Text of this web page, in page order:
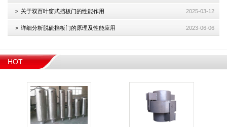
2025-03-12
关于双百叶窗式挡板门的性能作用
2023-06-06
详细分析脱硫挡板门的原理及性能应用
HOT